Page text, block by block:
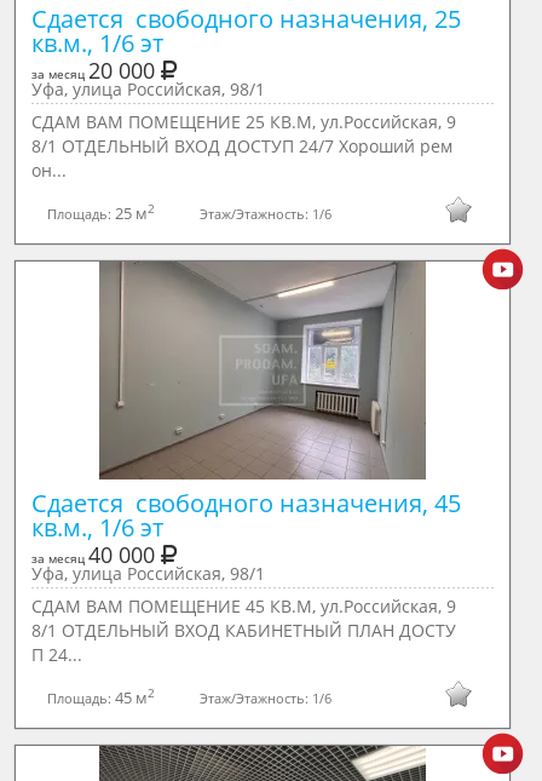
Сдается  свободного назначения, 25
кв.м., 1/6 эт
за месяц 20 000
Уфа, улица Российская, 98/1
СДАМ ВАМ ПОМЕЩЕНИЕ 25 КВ.М, ул.Российская, 9
8/1 ОТДЕЛЬНЫЙ ВХОД ДОСТУП 24/7 Хороший рем
он...
Площадь: 25 м2 Этаж/Этажность: 1/6
Сдается  свободного назначения, 45
кв.м., 1/6 эт
за месяц 40 000
Уфа, улица Российская, 98/1
СДАМ ВАМ ПОМЕЩЕНИЕ 45 КВ.М, ул.Российская, 9
8/1 ОТДЕЛЬНЫЙ ВХОД КАБИНЕТНЫЙ ПЛАН ДОСТУ
П 24...
Площадь:45 м2 Этаж/Этажность: 1/6